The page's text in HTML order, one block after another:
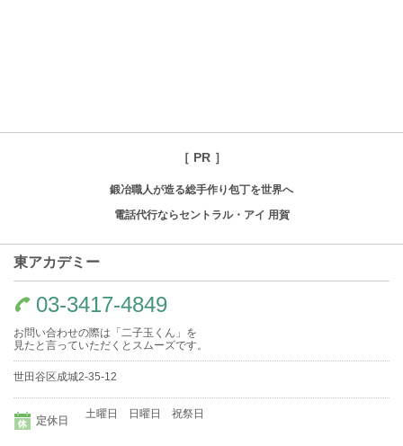
［ PR ］
鍛冶職人が造る総手作り包丁を世界へ
電話代行ならセントラル・アイ 用賀
東アカデミー
03-3417-4849
お問い合わせの際は「二子玉くん」を
見たと言っていただくとスムーズです。
世田谷区成城2-35-12
定休日
土曜日 日曜日 祝祭日